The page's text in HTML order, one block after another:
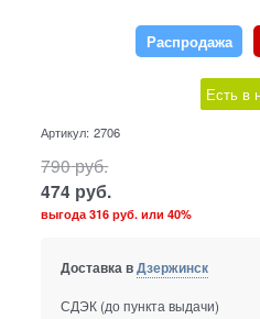
Распродажа
Есть в
Артикул: 2706
790руб.
474 руб.
выгода316 руб. или40%
Доставка вДзержинск
СДЭК (до пункта выдачи)